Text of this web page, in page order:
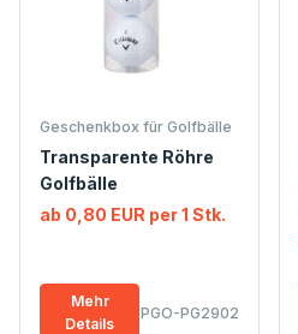
Geschenkbox für Golfbälle
Transparente Röhre
Golfbälle
ab 0,80 EUR per 1 Stk.
Mehr
Details
PGO-PG2902